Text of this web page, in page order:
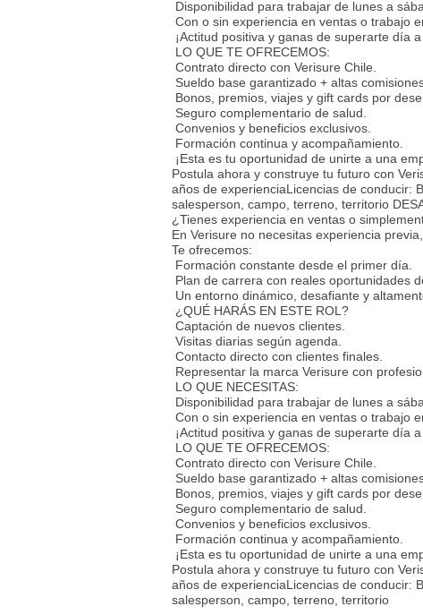
Disponibilidad para trabajar de lunes a
Con o sin experiencia en ventas o trabajo
¡Actitud positiva y ganas de superarte día
LO QUE TE OFRECEMOS:
Contrato directo con Verisure Chile.
Sueldo base garantizado + altas
Bonos, premios, viajes y gift cards por
Seguro complementario de salud.
Convenios y beneficios exclusivos.
Formación continua y acompañamiento.
¡Esta es tu oportunidad de unirte a una
Postula ahora y construye tu futuro con
años de experienciaLicencias de conducir:
salesperson, campo, terreno, territorio
¿Tienes experiencia en ventas o
En Verisure no necesitas experiencia
Te ofrecemos:
Formación constante desde el primer día.
Plan de carrera con reales oportunidades
Un entorno dinámico, desafiante y
¿QUÉ HARÁS EN ESTE ROL?
Captación de nuevos clientes.
Visitas diarias según agenda.
Contacto directo con clientes finales.
Representar la marca Verisure con
LO QUE NECESITAS:
Disponibilidad para trabajar de lunes a
Con o sin experiencia en ventas o trabajo
¡Actitud positiva y ganas de superarte día
LO QUE TE OFRECEMOS:
Contrato directo con Verisure Chile.
Sueldo base garantizado + altas
Bonos, premios, viajes y gift cards por
Seguro complementario de salud.
Convenios y beneficios exclusivos.
Formación continua y acompañamiento.
¡Esta es tu oportunidad de unirte a una
Postula ahora y construye tu futuro con
años de experienciaLicencias de conducir:
salesperson, campo, terreno, territorio